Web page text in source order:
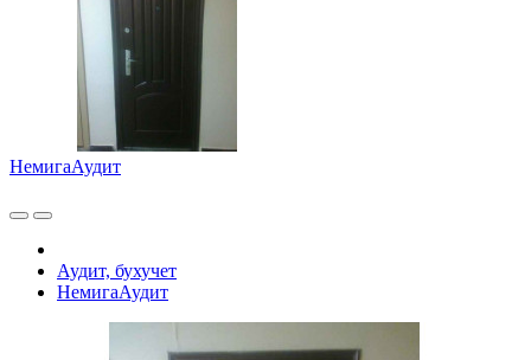
НемигаАудит
Аудит, бухучет
НемигаАудит